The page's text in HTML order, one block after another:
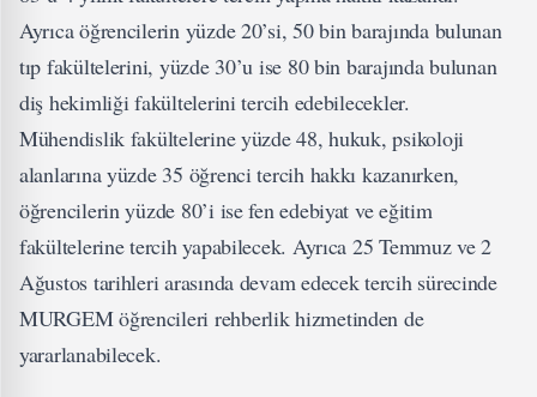
Ayrıca öğrencilerin yüzde 20’si, 50 bin barajında bulunan
tıp fakültelerini, yüzde 30’u ise 80 bin barajında bulunan
diş hekimliği fakültelerini tercih edebilecekler.
Mühendislik fakültelerine yüzde 48, hukuk, psikoloji
alanlarına yüzde 35 öğrenci tercih hakkı kazanırken,
öğrencilerin yüzde 80’i ise fen edebiyat ve eğitim
fakültelerine tercih yapabilecek. Ayrıca 25 Temmuz ve 2
Ağustos tarihleri arasında devam edecek tercih sürecinde
MURGEM öğrencileri rehberlik hizmetinden de
yararlanabilecek.